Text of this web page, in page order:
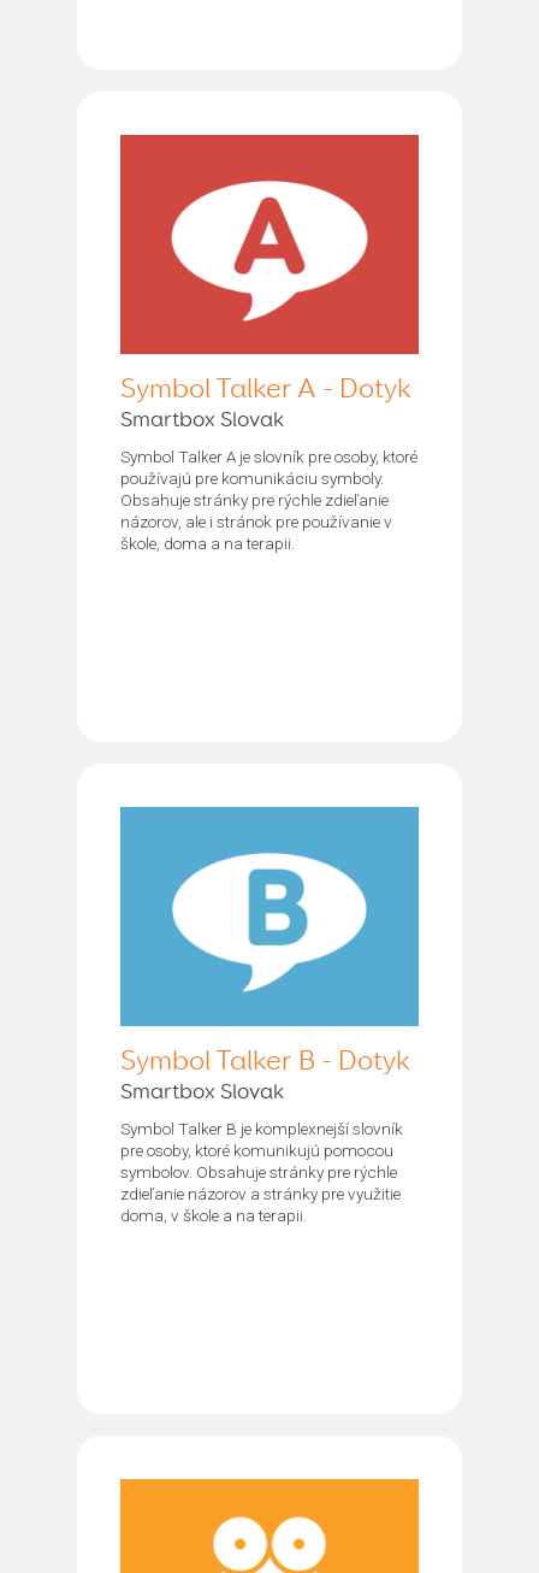
Symbol Talker A - Dotyk
Smartbox Slovak
Symbol Talker A je slovník pre osoby, ktoré
používajú pre komunikáciu symboly.
Obsahuje stránky pre rýchle zdieľanie
názorov, ale i stránok pre používanie v
škole, doma a na terapii.
Symbol Talker B - Dotyk
Smartbox Slovak
Symbol Talker B je komplexnejší slovník
pre osoby, ktoré komunikujú pomocou
symbolov. Obsahuje stránky pre rýchle
zdieľanie názorov a stránky pre využitie
doma, v škole a na terapii.